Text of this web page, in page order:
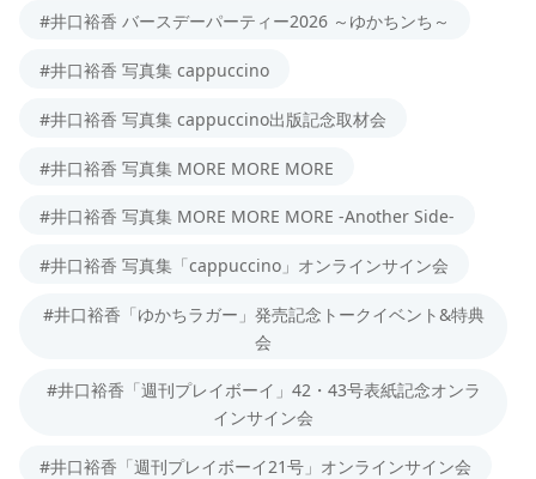
#井口裕香 バースデーパーティー2026 ～ゆかちンち～
#井口裕香 写真集 cappuccino
#井口裕香 写真集 cappuccino出版記念取材会
#井口裕香 写真集 MORE MORE MORE
#井口裕香 写真集 MORE MORE MORE -Another Side-
#井口裕香 写真集「cappuccino」オンラインサイン会
#井口裕香「ゆかちラガー」発売記念トークイベント&特典
会
#井口裕香「週刊プレイボーイ」42・43号表紙記念オンラ
インサイン会
#井口裕香「週刊プレイボーイ21号」オンラインサイン会